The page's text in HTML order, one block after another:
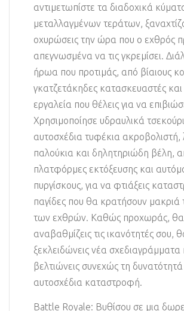
αντιμετωπίστε τα διαδοχικά
μεταλλαγμένων τεράτων,
οχυρώσεις την ώρα που ο εχθρός
απεγνωσμένα να τις γκρεμίσει.
ήρωα που προτιμάς, από βίαιους
γκατζετάκηδες κατασκευαστές
εργαλεία που θέλεις για να
Χρησιμοποίησε υδραυλικά
αυτοσχέδια τυφέκια ακροβολιστή,
παλούκια και δηλητηριώδη βέλη,
πλατφόρμες εκτόξευσης και
πυργίσκους, για να φτιάξεις
παγίδες που θα κρατήσουν μακριά
των εχθρών. Καθώς προχωράς, θα
αναβαθμίζεις τις ικανότητές σου,
ξεκλειδώνεις νέα σχεδιαγράμματα
βελτιώνεις συνεχώς τη δυνατότητά
αυτοσχέδια καταστροφή.
Battle Royale: Βυθίσου σε μια